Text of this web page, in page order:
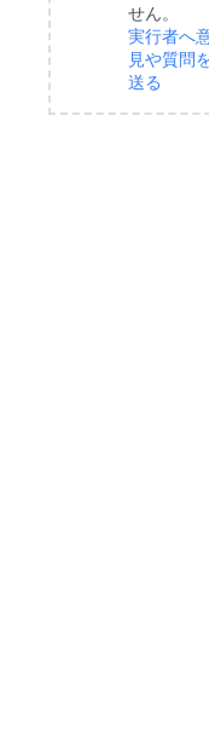
せん。
実行者へ
見や質問
送る